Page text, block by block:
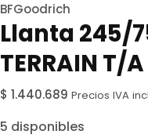
BFGoodrich
Llanta 245/
TERRAIN T/
$ 1.440.689 Precios IVA
5 disponibles